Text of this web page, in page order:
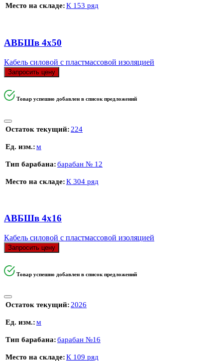
Место на складе К 153 ряд
АВБШв 4х50
Кабель силовой с пластмассовой изоляцией
Запросить цену
Товар успешно добавлен в список предложений
Остаток текущий 224
Ед. изм. м
Тип барабана барабан № 12
Место на складе К 304 ряд
АВБШв 4х16
Кабель силовой с пластмассовой изоляцией
Запросить цену
Товар успешно добавлен в список предложений
Остаток текущий 2026
Ед. изм. м
Тип барабана барабан №16
Место на складе К 109 ряд